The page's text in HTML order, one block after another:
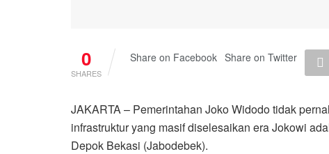
0
SHARES
Share on Facebook Share on Twitter
JAKARTA – Pemerintahan Joko Widodo tidak
infrastruktur yang masif diselesaikan era Jokowi
Depok Bekasi (Jabodebek).